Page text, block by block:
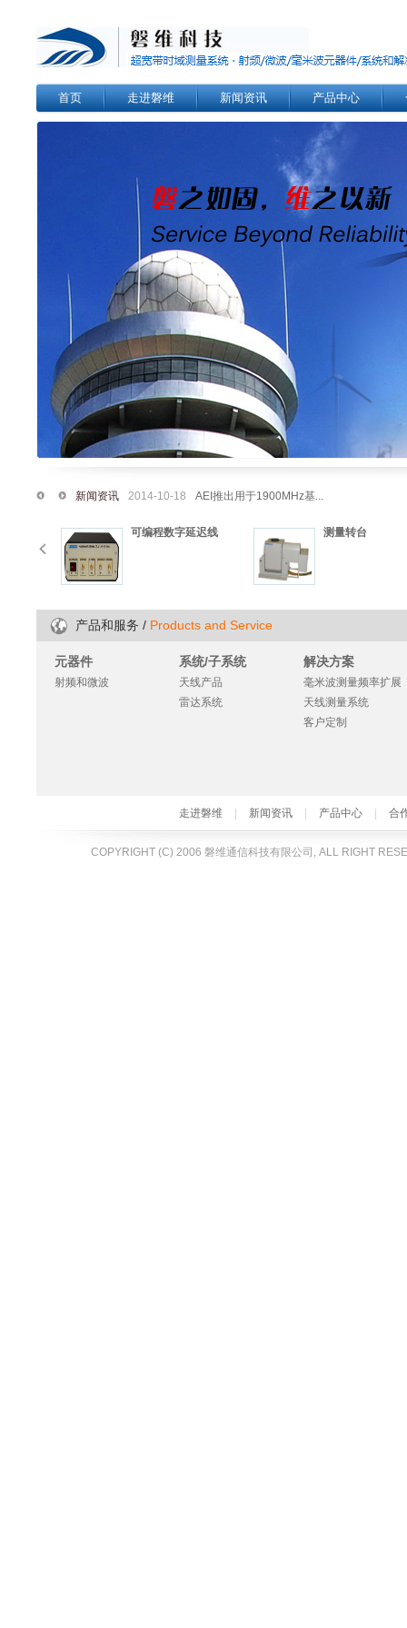
首页 走进磐维 新闻资讯 产品中心
新闻资讯 2014-10-18 AEI推出用于1900MHz基...
可编程数字延迟线 测量转台
产品和服务 / Products and Service
元器件
射频和微波
系统/子系统
天线产品
雷达系统
解决方案
毫米波测量频率扩展
天线测量系统
客户定制
走进磐维 新闻资讯 产品中心 合
COPYRIGHT (C) 2006 磐维通信科技有限公司, ALL RIGHT